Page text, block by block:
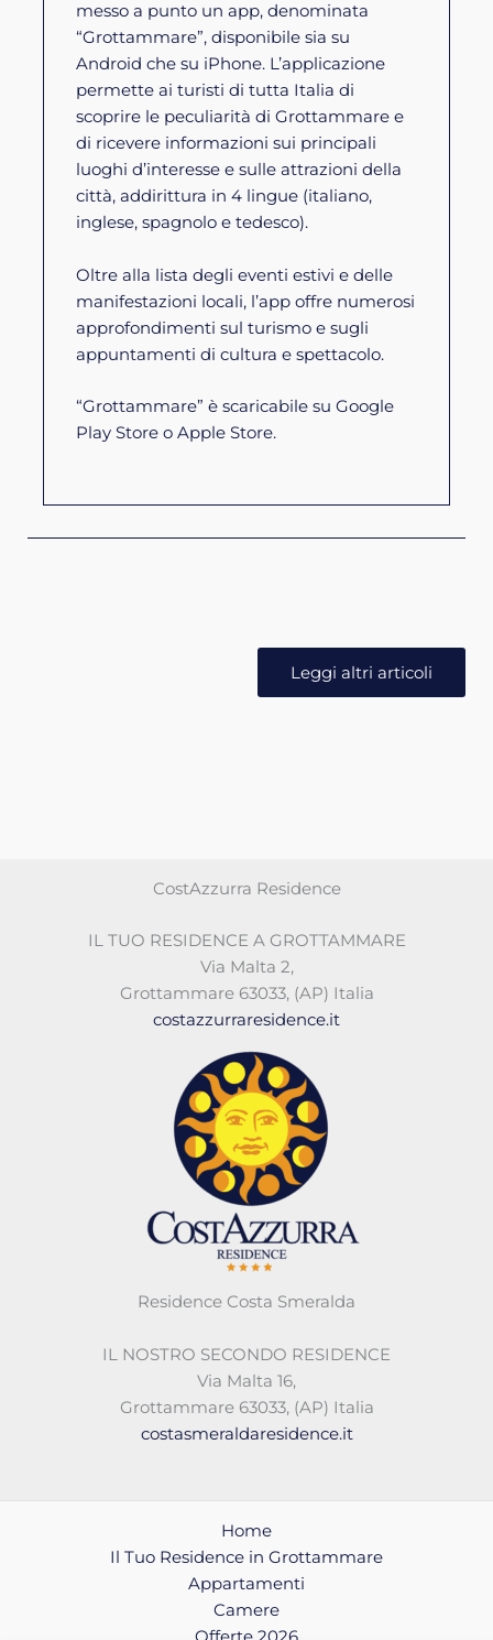
messo a punto un app, denominata
“Grottammare”, disponibile sia su
Android che su iPhone. L’applicazione
permette ai turisti di tutta Italia di
scoprire le peculiarità di Grottammare e
di ricevere informazioni sui principali
luoghi d’interesse e sulle attrazioni della
città, addirittura in 4 lingue (italiano,
inglese, spagnolo e tedesco).
Oltre alla lista degli eventi estivi e delle
manifestazioni locali, l’app offre numerosi
approfondimenti sul turismo e sugli
appuntamenti di cultura e spettacolo.
“Grottammare” è scaricabile su Google
Play Store o Apple Store.
Leggi altri articoli
CostAzzurra Residence
IL TUO RESIDENCE A GROTTAMMARE
Via Malta 2,
Grottammare 63033,(AP) Italia
costazzurraresidence.it
Residence Costa Smeralda
IL NOSTRO SECONDO RESIDENCE
Via Malta 16,
Grottammare 63033, (AP) Italia
costasmeraldaresidence.it
Home
Il Tuo Residence in Grottammare
Appartamenti
Camere